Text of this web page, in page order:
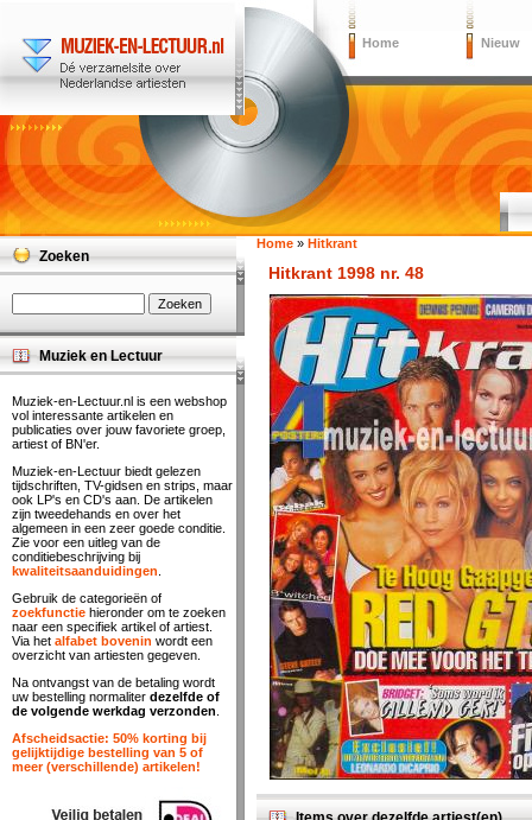
Home Nieuw
Home » Hitkrant
Hitkrant 1998 nr. 48
Zoeken
Muziek en Lectuur
Muziek-en-Lectuur.nl is een webshop
vol interessante artikelen en
publicaties over jouw favoriete groep,
artiest of BN'er.
Muziek-en-Lectuur biedt gelezen
tijdschriften, TV-gidsen en strips, maar
ook LP's en CD's aan. De artikelen
zijn tweedehands en over het
algemeen in een zeer goede conditie.
Zie voor een uitleg van de
conditiebeschrijving bij
kwaliteitsaanduidingen
Gebruik de categorieën of
zoekfunctie hieronder om te zoeken
naar een specifiek artikel of artiest.
Via het alfabet bovenin wordt een
overzicht van artiesten gegeven.
Na ontvangst van de betaling wordt
uw bestelling normaliter dezelfde of
de volgende werkdag verzonden
Afscheidsactie: 50% korting bij
gelijktijdige bestelling van 5 of
meer (verschillende) artikelen!